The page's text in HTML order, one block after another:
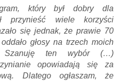
który był dobry dla
przynieść wiele korzyści
się jednak, że prawie 70
głosy na trzech moich
Szanuję ten wybór (…)
opowiadają się za
Dlatego ogłaszam, że